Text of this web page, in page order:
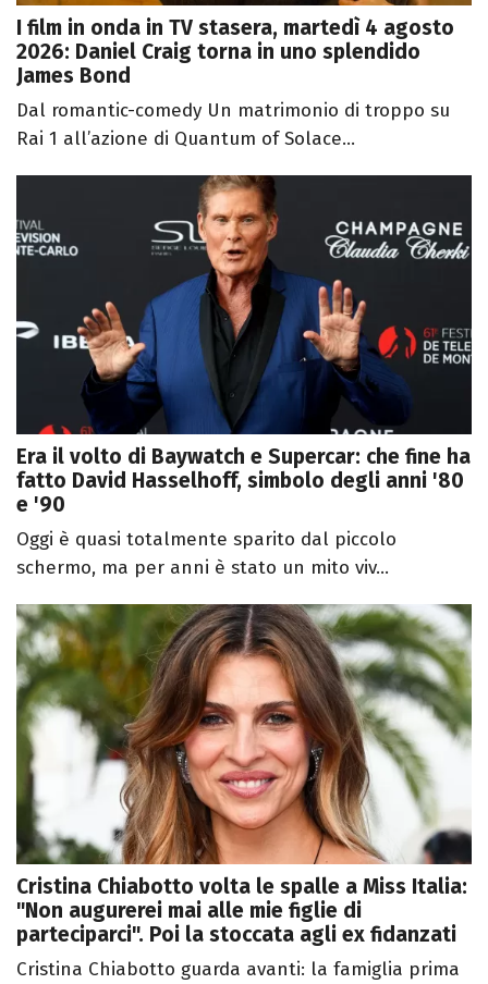
I film in onda in TV stasera, martedì 4 agosto
2026: Daniel Craig torna in uno splendido
James Bond
Dal romantic-comedy Un matrimonio di troppo su
Rai 1 all’azione di Quantum of Solace...
Era il volto di Baywatch e Supercar: che fine ha
fatto David Hasselhoff, simbolo degli anni '80
e '90
Oggi è quasi totalmente sparito dal piccolo
schermo, ma per anni è stato un mito viv...
Cristina Chiabotto volta le spalle a Miss Italia:
"Non augurerei mai alle mie figlie di
parteciparci". Poi la stoccata agli ex fidanzati
Cristina Chiabotto guarda avanti: la famiglia prima